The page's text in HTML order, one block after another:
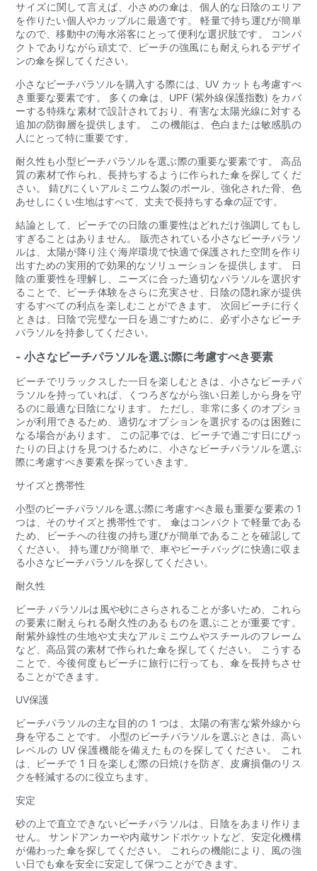
サイズに関して言えば、小さめの傘は、個人的な日陰のエリア
を作りたい個人やカップルに最適です。 軽量で持ち運びが簡単
なので、移動中の海水浴客にとって便利な選択肢です。 コンパ
クトでありながら頑丈で、ビーチの強風にも耐えられるデザイ
ンの傘を探してください。
小さなビーチパラソルを購入する際には、UV カットも考慮すべ
き重要な要素です。 多くの傘は、UPF (紫外線保護指数) をカバ
ーする特殊な素材で設計されており、有害な太陽光線に対する
追加の防御層を提供します。 この機能は、色白または敏感肌の
人にとって特に重要です。
耐久性も小型ビーチパラソルを選ぶ際の重要な要素です。 高品
質の素材で作られ、長持ちするように作られた傘を探してくだ
さい。 錆びにくいアルミニウム製のポール、強化された骨、色
あせしにくい生地はすべて、丈夫で長持ちする傘の証です。
結論として、ビーチでの日陰の重要性はどれだけ強調してもし
すぎることはありません。 販売されている小さなビーチパラソ
ルは、太陽が降り注ぐ海岸環境で快適で保護された空間を作り
出すための実用的で効果的なソリューションを提供します。 日
陰の重要性を理解し、ニーズに合った適切なパラソルを選択す
ることで、ビーチ体験をさらに充実させ、日陰の隠れ家が提供
するすべての利点を楽しむことができます。 次回ビーチに行く
ときは、日陰で完璧な一日を過ごすために、必ず小さなビーチ
パラソルを持参してください。
- 小さなビーチパラソルを選ぶ際に考慮すべき要素
ビーチでリラックスした一日を楽しむときは、小さなビーチパ
ラソルを持っていれば、くつろぎながら強い日差しから身を守
るのに最適な日陰になります。 ただし、非常に多くのオプショ
ンが利用できるため、適切なオプションを選択するのは困難に
なる場合があります。 この記事では、ビーチで過ごす日にぴっ
たりの日よけを見つけるために、小さなビーチパラソルを選ぶ
際に考慮すべき要素を探っていきます。
サイズと携帯性
小型のビーチパラソルを選ぶ際に考慮すべき最も重要な要素の 1
つは、そのサイズと携帯性です。 傘はコンパクトで軽量である
ため、ビーチへの往復の持ち運びが簡単であることを確認して
ください。 持ち運びが簡単で、車やビーチバッグに快適に収ま
る小さなビーチパラソルを探してください。
耐久性
ビーチ パラソルは風や砂にさらされることが多いため、これら
の要素に耐えられる耐久性のあるものを選ぶことが重要です。
耐紫外線性の生地や丈夫なアルミニウムやスチールのフレーム
など、高品質の素材で作られた傘を探してください。 こうする
ことで、今後何度もビーチに旅行に行っても、傘を長持ちさせ
ることができます。
UV保護
ビーチパラソルの主な目的の 1 つは、太陽の有害な紫外線から
身を守ることです。 小型のビーチパラソルを選ぶときは、高い
レベルの UV 保護機能を備えたものを探してください。 これ
は、ビーチで 1 日を楽しむ際の日焼けを防ぎ、皮膚損傷のリス
クを軽減するのに役立ちます。
安定
砂の上で直立できないビーチパラソルは、日陰をあまり作りま
せん。 サンドアンカーや内蔵サンドポケットなど、安定化機構
が備わった傘を探してください。 これらの機能により、風の強
い日でも傘を安全に安定して保つことができます。